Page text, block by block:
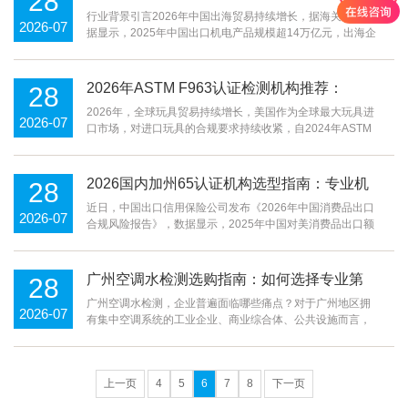
2026-07
构选择指南
行业背景引言2026年中国出海贸易持续增长，据海关相关数
据显示，2025年中国出口机电产品规模超14万亿元，出海企
28
2026-07
2026年ASTM F963认证检测机构推荐：
F963认证测试标准最新选择指南
2026年，全球玩具贸易持续增长，美国作为全球最大玩具进
口市场，对进口玩具的合规要求持续收紧，自2024年ASTM
进一步明确，行业数据显示，美国市场每年对进口玩
28
2026-07
2026国内加州65认证机构选型指南：专业机
构推荐与选型解析
近日，中国出口信用保险公司发布《2026年中国消费品出口
合规风险报告》，数据显示，2025年中国对美消费品出口额
对专业合规检测认证服务的需求持续攀升，行业年增长
28
2026-07
广州空调水检测选购指南：如何选择专业第
三方检测服务
广州空调水检测，企业普遍面临哪些痛点？对于广州地区拥
有集中空调系统的工业企业、商业综合体、公共设施而言，
上一页 4 5 6 7 8 下一页